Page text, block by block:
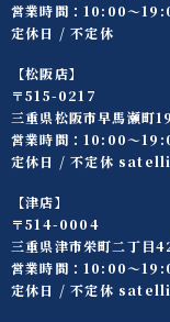
営業時間：10:00〜
定休日 / 不定休
【松阪店】
〒515-0217
三重県松阪市早馬瀬町
営業時間：10:00〜
定休日 / 不定休
【津店】
〒514-0004
三重県津市栄町二丁目
営業時間：10:00〜
定休日 / 不定休